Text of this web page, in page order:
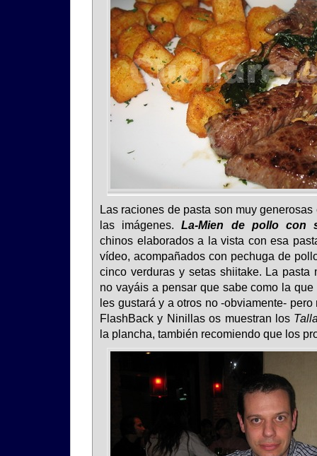
Las raciones de pasta son muy
las imágenes.La-Mien de pollo con
chinos elaborados a la vista con esa
vídeo, acompañados con pechuga de
cinco verduras y setas shiitake. La pasta
no vayáis a pensar que sabe como la
les gustará y a otros no -obviamente-
FlashBack y Ninillas os muestran los
la plancha, también recomiendo que los